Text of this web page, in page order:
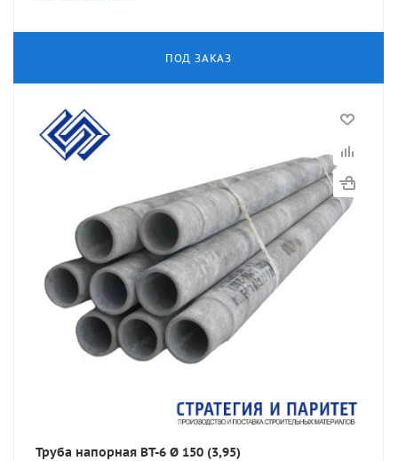
ПОД ЗАКАЗ
Труба напорная ВТ-6 Ø 150 (3,95)